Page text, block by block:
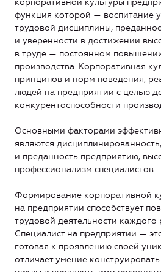
корпоративной культуры
функция которой — воспитание
трудовой дисциплины,
и уверенности в достижении
в труде — постоянном
производства. Корпоративная
принципов и норм поведения,
людей на предприятии с целью
конкурентоспособности
Основными факторами
являются
и преданность предприятию,
профессионализм специалистов.
Формирование корпоративной
на предприятии способствует
трудовой деятельности каждого
Специалист на предприятии —
готовая к проявлению своей
отличает умение